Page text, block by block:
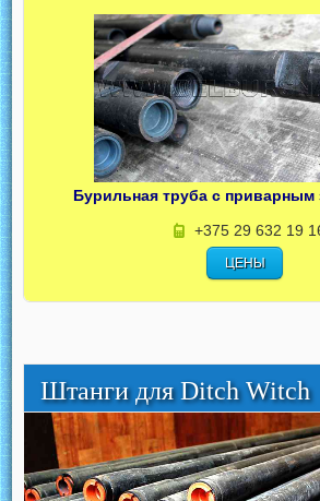
Бурильная труба с приварным
+375 29 632 19
ЦЕНЫ
Штанги для Ditch Witch